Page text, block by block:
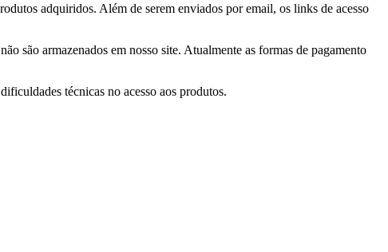
adquiridos. Além de serem enviados por email, os links de acesso
são armazenados em nosso site. Atualmente as formas de pagamento
técnicas no acesso aos produtos.